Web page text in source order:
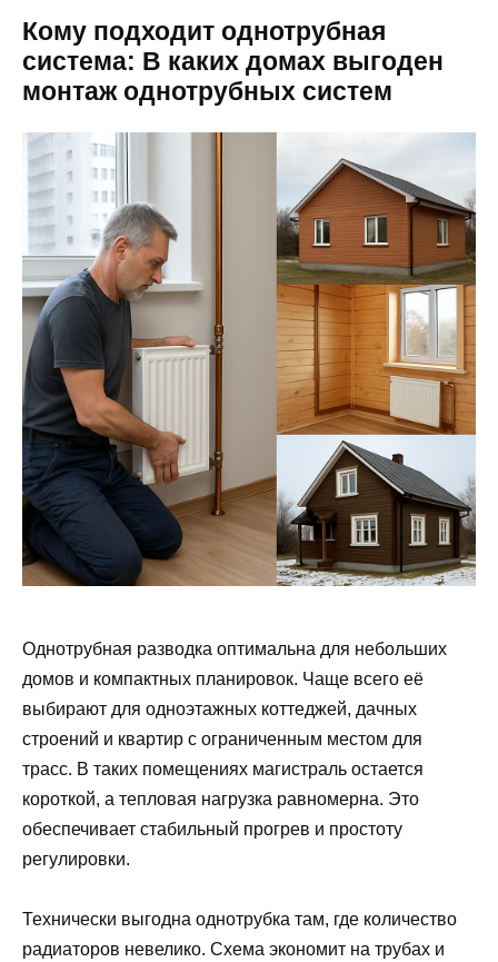
Кому подходит однотрубная
система: В каких домах выгоден
монтаж однотрубных систем
Однотрубная разводка оптимальна для небольших
домов и компактных планировок. Чаще всего её
выбирают для одноэтажных коттеджей, дачных
строений и квартир с ограниченным местом для
трасс. В таких помещениях магистраль остается
короткой, а тепловая нагрузка равномерна. Это
обеспечивает стабильный прогрев и простоту
регулировки.
Технически выгодна однотрубка там, где количество
радиаторов невелико. Схема экономит на трубах и